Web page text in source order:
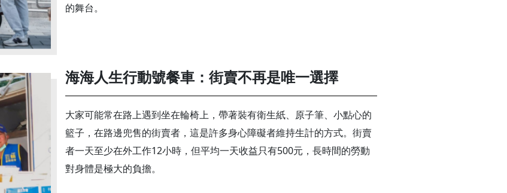
的舞台。
海海人生行動號餐車：街賣不再是唯一選擇
大家可能常在路上遇到坐在輪椅上，帶著裝有衛生紙、原子筆、小點心的
籃子，在路邊兜售的街賣者，這是許多身心障礙者維持生計的方式。街賣
者一天至少在外工作12小時，但平均一天收益只有500元，長時間的勞動
對身體是極大的負擔。